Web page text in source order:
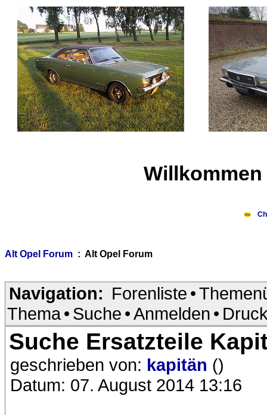
Alt Opel Forum : Alt Opel Forum
Navigation: Forenliste •
Thema• Suche •Anmelden •
Suche Ersatzteile
geschrieben von: kapitän ()
Datum: 07. August 2014 13:16